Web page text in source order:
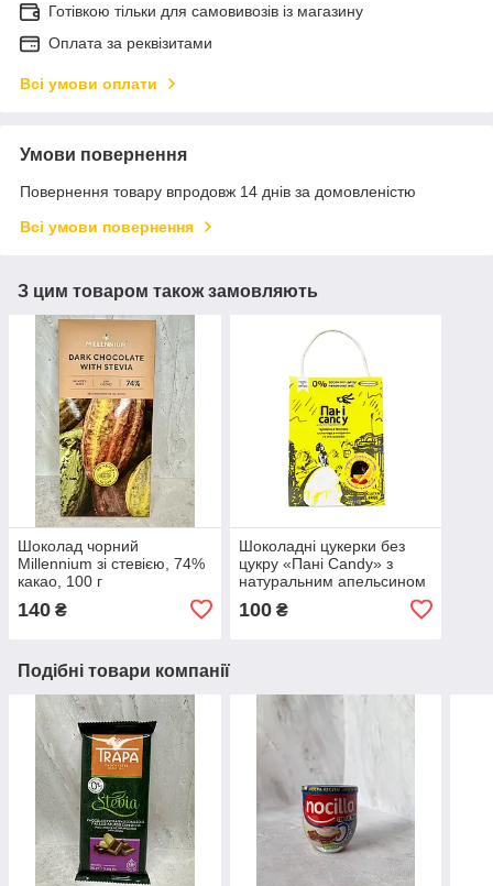
Готівкою тільки для самовивозів із магазину
Оплата за реквізитами
Всі умови оплати
Умови повернення
Повернення товару впродовж 14 днів за домовленістю
Всі умови повернення
З цим товаром також замовляють
Шоколад чорний
Millennium зі стевією, 74%
какао, 100 г
140 ₴
Шоколадні цукерки без
цукру «Пані Candy» з
натуральним апельсином
100₴
Подібні товари компанії